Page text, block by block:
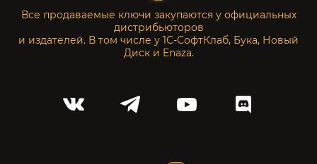
Все продаваемые ключи закупаются у официальных
дистрибьюторов
и издателей. В том числе у 1С-СофтКлаб, Бука, Новый
Диск и Enaza.